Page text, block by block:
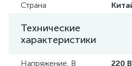
Страна
Технические
характеристики
Напряжение, В
220